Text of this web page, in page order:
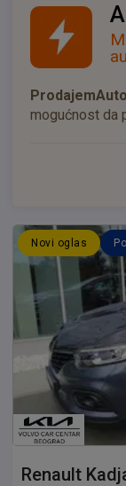
ProdajemAuto
mogućnost da
Novi oglas
Renault